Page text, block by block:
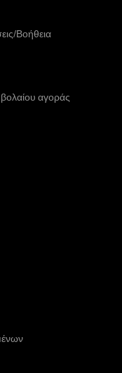
Βοήθεια
αγοράς